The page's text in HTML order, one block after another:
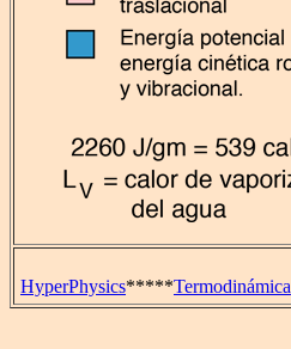
HyperPhysics*****Termodinámica